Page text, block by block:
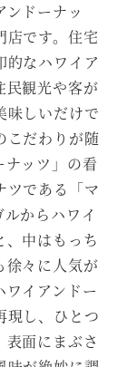
ドーナッ
店です。住宅
的なハワイア
民観光や客が
味しいだけで
こだわりが随
ナッツ」の看
ツである「マ
からハワイ
、中はもっち
徐々に人気が
イアンドー
現し、ひとつ
面にまぶさ